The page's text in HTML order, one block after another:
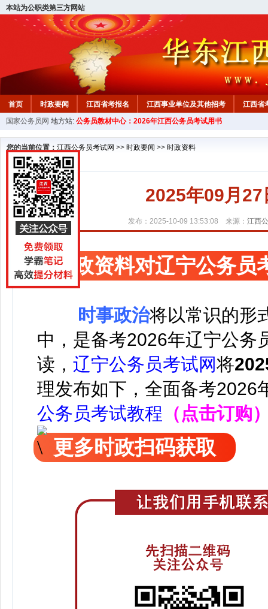
本站为公职类第三方网站
首页 时政要闻 江西省考报名 江西事业单位及其他招考 江西省
教材中心
国家公务员网 地方站: 公务员教材中心：2026年江西公务员考试用书
您的当前位置： 江西公务员考试网 >> 时政要闻 >> 时政资料
2025年09月
发布：2025-10-09 13:53:08 来源： 江西
时政资料对辽宁公务员
时事政治将以常识的形
中，是备考2026年辽宁公务
读， 辽宁公务员考试网将
理发布如下， 全面备考2026
公务员考试教程 （点击订购
更多时政扫码获取